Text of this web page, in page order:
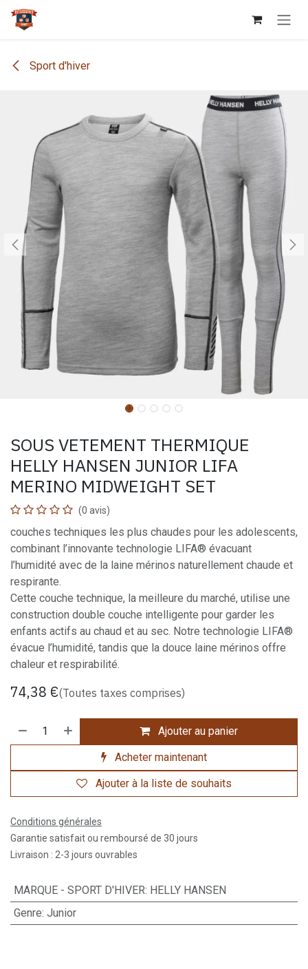
Se rendre au contenu
Sport d'hiver
SOUS VETEMENT THERMIQUE
HELLY HANSEN JUNIOR LIFA
MERINO MIDWEIGHT SET
(0 avis)
couches techniques les plus chaudes pour les adolescents,
combinant l’innovante technologie LIFA® évacuant
l’humidité avec de la laine mérinos naturellement chaude et
respirante.
Cette couche technique, la meilleure du marché, utilise une
construction double couche intelligente pour garder les
enfants actifs au chaud et au sec. Notre technologie LIFA®
évacue l’humidité, tandis que la douce laine mérinos offre
chaleur et respirabilité.
74,38 €(Toutes taxes comprises)
Ajouter au panier
Acheter maintenant
Ajouter à la liste de souhaits
Conditions générales
Garantie satisfait ou remboursé de 30 jours
Livraison : 2-3 jours ouvrables
MARQUE - SPORT D'HIVER: HELLY HANSEN
Genre: Junior